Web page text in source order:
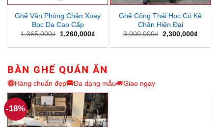
Ghế Văn Phòng Chân Xoay
Bọc Da Cao Cấp
1,365,000₫
Giá
là:
1,260,000₫Giá
tại
Ghế Công Thái Học Có Kê
Chân Hiện Đại
3,000,000₫ Giá
là:
2,300,000₫Giá
tại
BÀN GHẾ QUÁN ĂN
Hàng chuẩn đẹp Đa dạng mẫu Giao ngay
-18%